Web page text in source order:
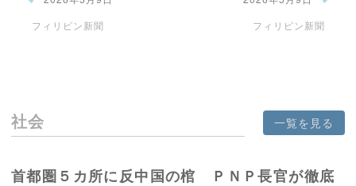
フィリピン新聞
フィリピン新聞
社会 一覧を見る
首都圏５カ所に反中国の棺 ＰＮＰ長官が徹底